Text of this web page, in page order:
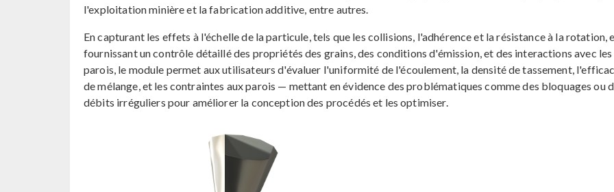
l'exploitation minière et la fabrication additive, entre autres.
En capturant les effets à l'échelle de la particule, tels que les collisions, l'adhérence et la résistance à la rotation,
fournissant un contrôle détaillé des propriétés des grains, des conditions d'émission, et des interactions avec les
parois, le module permet aux utilisateurs d'évaluer l'uniformité de l'écoulement, la densité de tassement,
de mélange, et les contraintes aux parois — mettant en évidence des problématiques comme des bloquages ou
débits irréguliers pour améliorer la conception des procédés et les optimiser.